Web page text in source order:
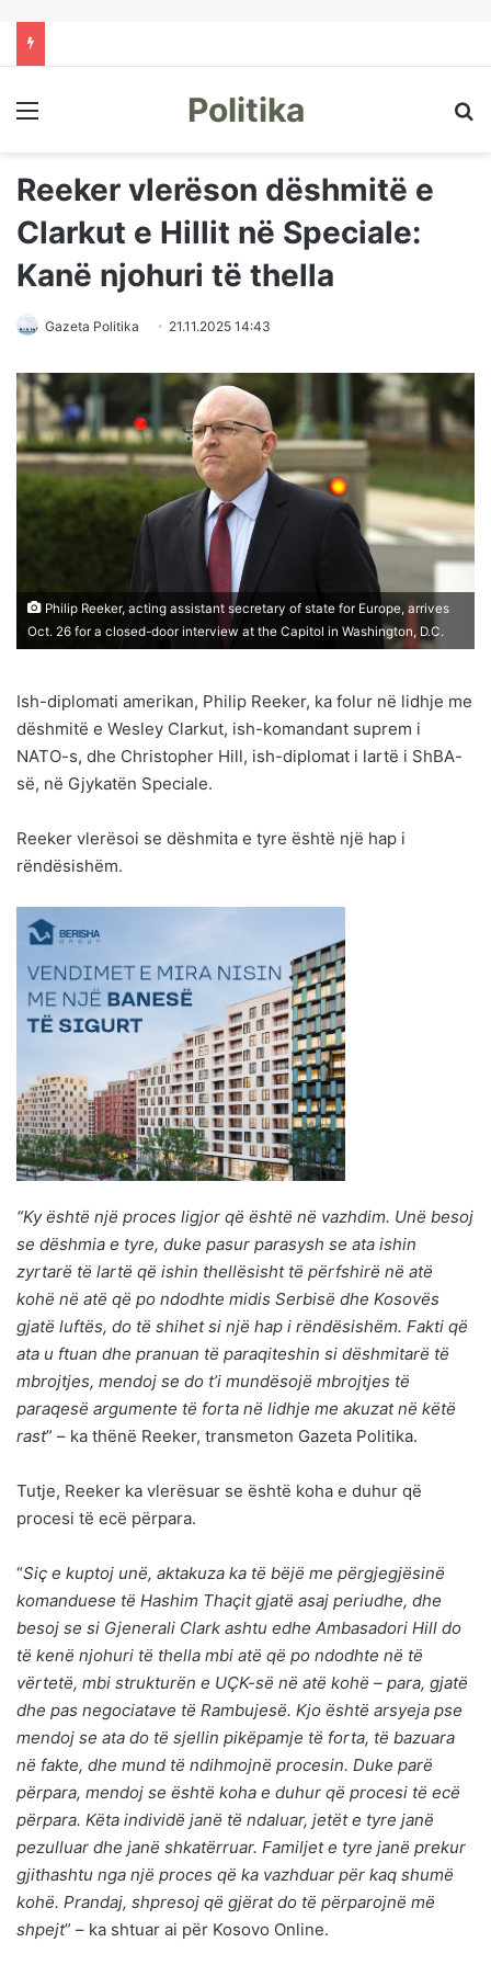
Menu Politika
Reeker vlerëson dëshmitë e
Clarkut e Hillit në Speciale:
Kanë njohuri të thella
Gazeta Politika 21.11.2025 14:43
Philip Reeker, acting assistant secretary of state for Europe, arrives
Oct. 26 for a closed-door interview at the Capitol in Washington, D.C.
Ish-diplomati amerikan, Philip Reeker, ka folur në lidhje me
dëshmitë e Wesley Clarkut, ish-komandant suprem i
NATO-s, dhe Christopher Hill, ish-diplomat i lartë i ShBA-
së, në Gjykatën Speciale.
Reeker vlerësoi se dëshmita e tyre është një hap i
rëndësishëm.
“Ky është një proces ligjor që është në vazhdim. Unë besoj
se dëshmia e tyre, duke pasur parasysh se ata ishin
zyrtarë të lartë që ishin thellësisht të përfshirë në atë
kohë në atë që po ndodhte midis Serbisë dhe Kosovës
gjatë luftës, do të shihet si një hap i rëndësishëm. Fakti që
ata u ftuan dhe pranuan të paraqiteshin si dëshmitarë të
mbrojtjes, mendoj se do t’i mundësojë mbrojtjes të
paraqesë argumente të forta në lidhje me akuzat në këtë
rast” – ka thënë Reeker, transmeton Gazeta Politika.
Tutje, Reeker ka vlerësuar se është koha e duhur që
procesi të ecë përpara.
“Siç e kuptoj unë, aktakuza ka të bëjë me përgjegjësinë
komanduese të Hashim Thaçit gjatë asaj periudhe, dhe
besoj se si Gjenerali Clark ashtu edhe Ambasadori Hill do
të kenë njohuri të thella mbi atë që po ndodhte në të
vërtetë, mbi strukturën e UÇK-së në atë kohë – para, gjatë
dhe pas negociatave të Rambujesë. Kjo është arsyeja pse
mendoj se ata do të sjellin pikëpamje të forta, të bazuara
në fakte, dhe mund të ndihmojnë procesin. Duke parë
përpara, mendoj se është koha e duhur që procesi të ecë
përpara. Këta individë janë të ndaluar, jetët e tyre janë
pezulluar dhe janë shkatërruar. Familjet e tyre janë prekur
gjithashtu nga një proces që ka vazhduar për kaq shumë
kohë. Prandaj, shpresoj që gjërat do të përparojnë më
shpejt” – ka shtuar ai për Kosovo Online.